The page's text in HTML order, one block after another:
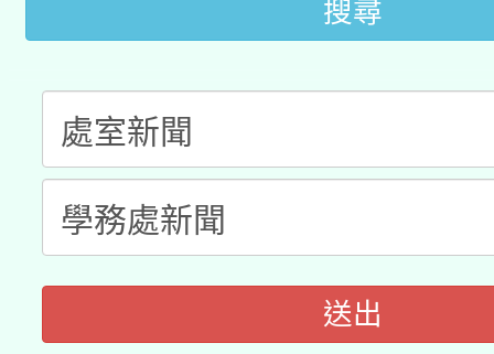
接種之民眾」措施，延
月28日止
搜尋
送出